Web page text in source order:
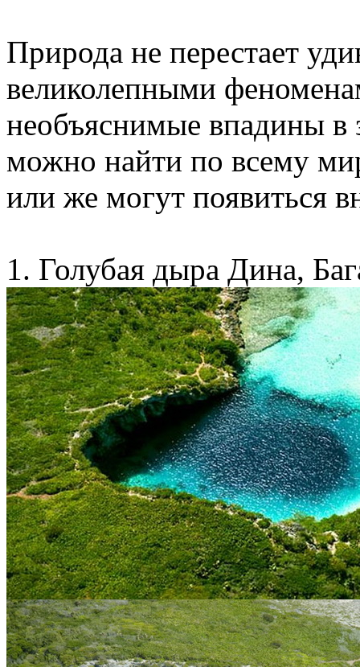
Природа не перестает
великолепными
необъяснимые впадины в
можно найти по всему
или же могут появиться
1. Голубая дыра Дина,